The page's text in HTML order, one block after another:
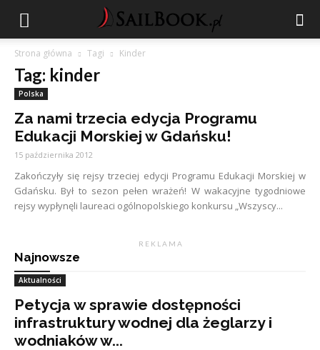
Strona główna Tagi Kinder
Tag: kinder
Polska
Za nami trzecia edycja Programu
Edukacji Morskiej w Gdańsku!
15 października 2012
Zakończyły się rejsy trzeciej edycji Programu Edukacji Morskiej w
Gdańsku. Był to sezon pełen wrażeń! W wakacyjne tygodniowe
rejsy wypłynęli laureaci ogólnopolskiego konkursu „Wszyscy...
R E K L A M A
Najnowsze
Aktualności
Petycja w sprawie dostępności
infrastruktury wodnej dla żeglarzy i
wodniaków w...